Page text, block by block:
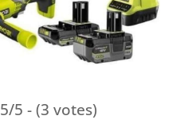
5/5 - (3 votes)